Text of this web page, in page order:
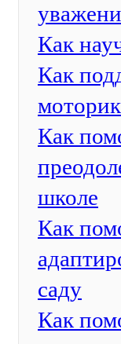
Как
Как
Как
школе
Как
саду
Как